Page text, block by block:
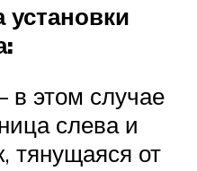
установки
этом случае
слева и
тянущаяся от